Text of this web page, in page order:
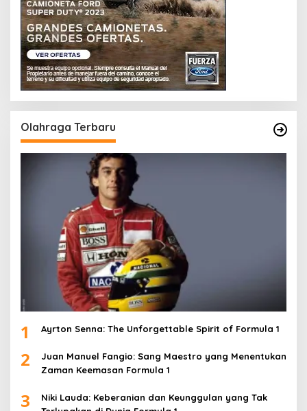
Olahraga Terbaru
1 Ayrton Senna: The Unforgettable Spirit of Formula 1
2
Juan Manuel Fangio: Sang Maestro yang Menentukan
Zaman Keemasan Formula 1
3
Niki Lauda: Keberanian dan Keunggulan yang Tak